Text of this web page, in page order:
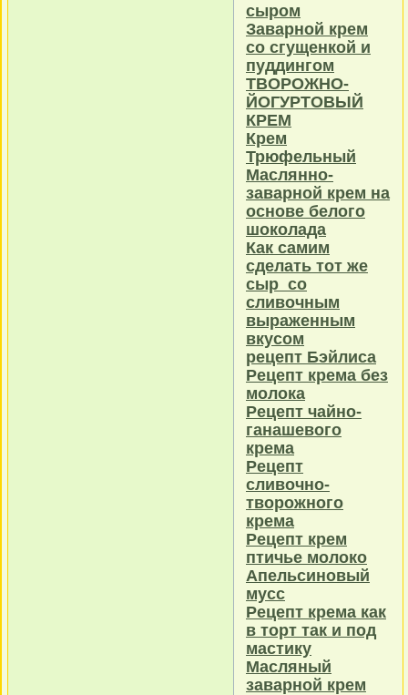
сыром
Заварной крем
со сгущенкой и
пуддингом
ТВОРОЖНО-
ЙОГУРТОВЫЙ
КРЕМ
Крем
Трюфельный
Маслянно-
заварной крем на
основе белого
шоколада
Как самим
сделать тот же
сыр со
сливочным
выраженным
вкусом
рецепт Бэйлиса
Рецепт крема без
молока
Рецепт чайно-
ганашевого
крема
Рецепт
сливочно-
творожного
крема
Рецепт крем
птичье молоко
Апельсиновый
мусс
Рецепт крема как
в торт так и под
мастику
Масляный
заварной крем